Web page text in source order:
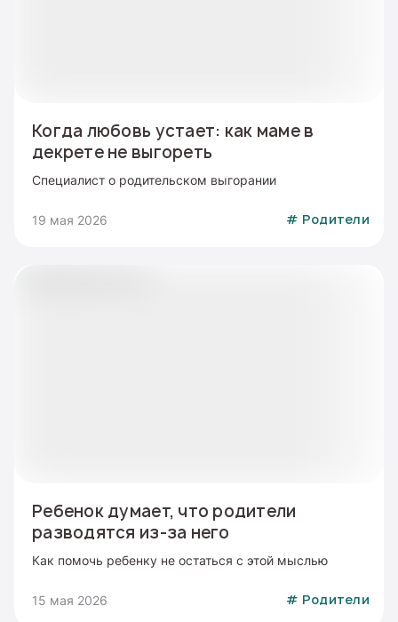
Когда любовь устает: как маме в
декрете не выгореть
Специалист о родительском выгорании
19 мая 2026 # Родители
Ребенок думает, что родители
разводятся из-за него
Как помочь ребенку не остаться с этой мыслью
15 мая 2026 # Родители